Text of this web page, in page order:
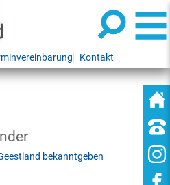
Kontakt
bekanntgeben